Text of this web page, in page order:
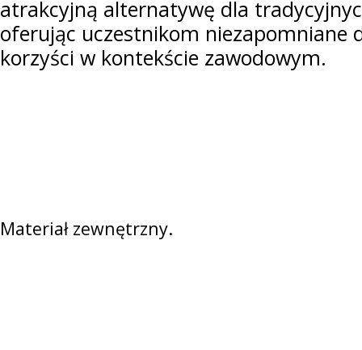
atrakcyjną alternatywę dla
oferując uczestnikom niezapomniane
korzyści w kontekście zawodowym.
Materiał zewnętrzny.